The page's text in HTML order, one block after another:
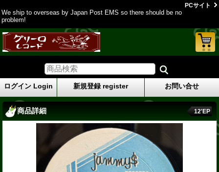
We ship to overseas by Japan Post EMS so there should be no
problem!
PCサイト
ログイン Login 新規登録 register お問い合せ
商品詳細 12'EP